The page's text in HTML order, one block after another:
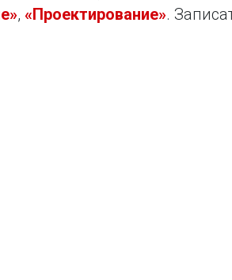
, «Проектирование».